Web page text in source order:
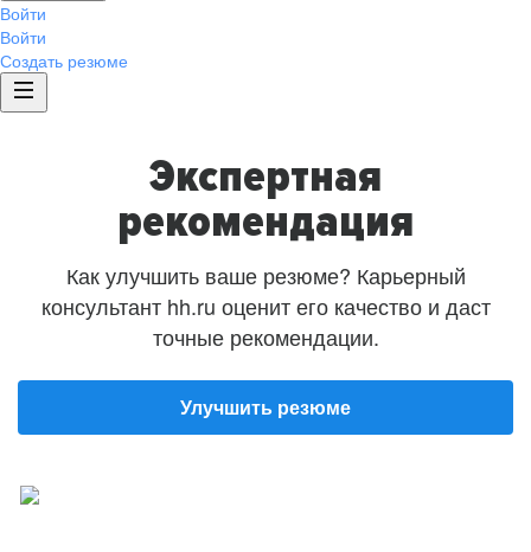
Войти
Войти
Создать резюме
Экспертная
рекомендация
Как улучшить ваше резюме? Карьерный
консультант hh.ru оценит его качество и даст
точные рекомендации.
Улучшить резюме